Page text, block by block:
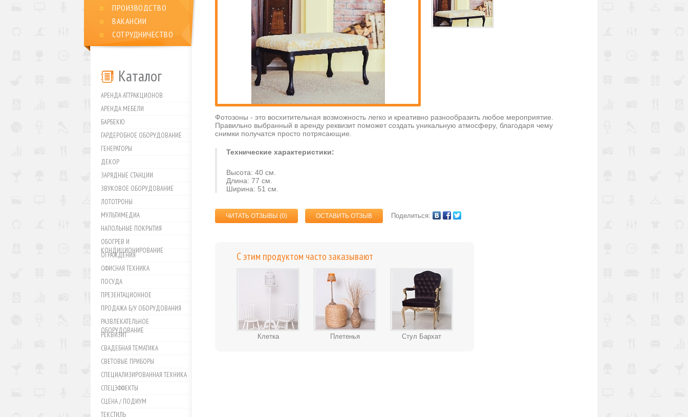
ПРОИЗВОДСТВО
ВАКАНСИИ
СОТРУДНИЧЕСТВО
Каталог
АРЕНДА АТТРАКЦИОНОВ
АРЕНДА МЕБЕЛИ
БАРБЕКЮ
ГАРДЕРОБНОЕ ОБОРУДОВАНИЕ
ГЕНЕРАТОРЫ
ДЕКОР
ЗАРЯДНЫЕ СТАНЦИИ
ЗВУКОВОЕ ОБОРУДОВАНИЕ
ЛОТОТРОНЫ
МУЛЬТИМЕДИА
НАПОЛЬНЫЕ ПОКРЫТИЯ
ОБОГРЕВ И
КОНДИЦИОНИРОВАНИЕ
ОГРАЖДЕНИЯ
ОФИСНАЯ ТЕХНИКА
ПОСУДА
ПРЕЗЕНТАЦИОННОЕ
ПРОДАЖА Б/У ОБОРУДОВАНИЯ
РАЗВЛЕКАТЕЛЬНОЕ
ОБОРУДОВАНИЕ
РЕКВИЗИТ
СВАДЕБНАЯ ТЕМАТИКА
СВЕТОВЫЕ ПРИБОРЫ
СПЕЦИАЛИЗИРОВАННАЯ ТЕХНИКА
СПЕЦЭФФЕКТЫ
СЦЕНА / ПОДИУМ
ТЕКСТИЛЬ
Фотозоны - это восхитительная возможность легко и креативно разнообразить любое мероприятие.
Правильно выбранный в аренду реквизит поможет создать уникальную атмосферу, благодаря чему
снимки получатся просто потрясающие.
Технические характеристики:
Высота: 40 см.
Длина: 77 см.
Ширина: 51 см.
ЧИТАТЬ ОТЗЫВЫ (0) ОСТАВИТЬ ОТЗЫВ Поделиться:
С этим продуктом часто заказывают
Клетка Плетенья Стул Бархат